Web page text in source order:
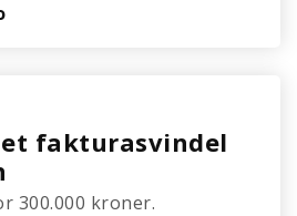
fakturasvindel
300.000 kroner.